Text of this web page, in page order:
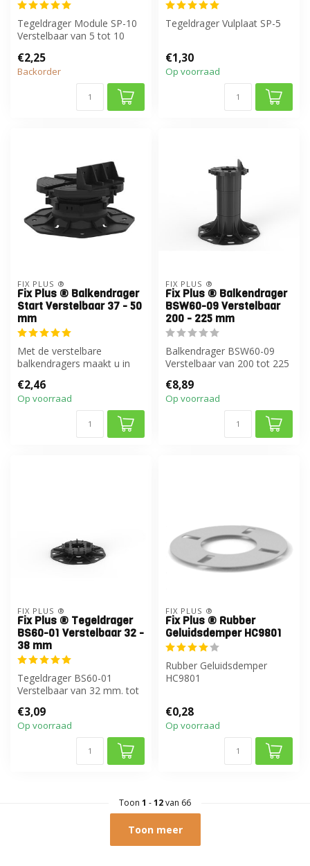
Tegeldrager Module SP-10
Verstelbaar van 5 tot 10
€2,25
Backorder
Tegeldrager Vulplaat SP-5
€1,30
Op voorraad
FIX PLUS ®
Fix Plus ® Balkendrager
Start Verstelbaar 37 - 50
mm
Met de verstelbare
balkendragers maakt u in
perfecte basis vo...
€2,46
Op voorraad
FIX PLUS ®
Fix Plus ® Balkendrager
BSW60-09 Verstelbaar
200 - 225 mm
Balkendrager BSW60-09
Verstelbaar van 200 tot 225
€8,89
Op voorraad
FIX PLUS ®
Fix Plus ® Tegeldrager
BS60-01 Verstelbaar 32 -
38 mm
Tegeldrager BS60-01
Verstelbaar van 32 mm. tot
€3,09
Op voorraad
FIX PLUS ®
Fix Plus ® Rubber
Geluidsdemper HC9801
Rubber Geluidsdemper
HC9801
€0,28
Op voorraad
Toon 1 -12van 66
Toon meer